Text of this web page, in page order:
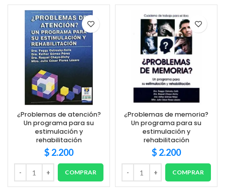
¿Problemas de atención?
Un programa para su
estimulación y
rehabilitación
$ 2.200
COMPRAR
¿Problemas de memoria?
Un programa para su
estimulación y
rehabilitación
$ 2.200
COMPRAR